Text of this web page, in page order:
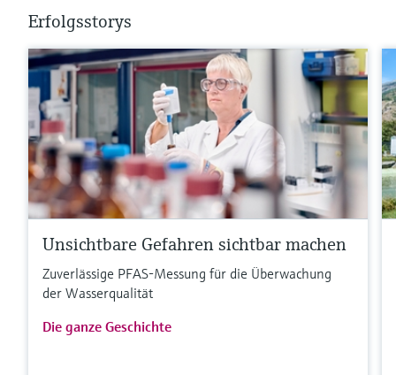
Erfolgsstorys
Unsichtbare Gefahren sichtbar machen
Zuverlässige PFAS-Messung für die Überwachung
der Wasserqualität
Die ganze Geschichte